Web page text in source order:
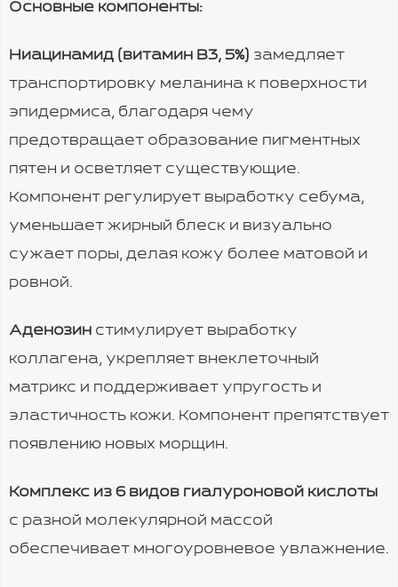
Основные компоненты:
Ниацинамид (витамин B3, 5%) замедляет
транспортировку меланина к поверхности
эпидермиса, благодаря чему
предотвращает образование пигментных
пятен и осветляет существующие.
Компонент регулирует выработку себума,
уменьшает жирный блеск и визуально
сужает поры, делая кожу более матовой и
ровной.
Аденозин стимулирует выработку
коллагена, укрепляет внеклеточный
матрикс и поддерживает упругость и
эластичность кожи. Компонент препятствует
появлению новых морщин.
Комплекс из 6 видов гиалуроновой кислоты
с разной молекулярной массой
обеспечивает многоуровневое увлажнение.